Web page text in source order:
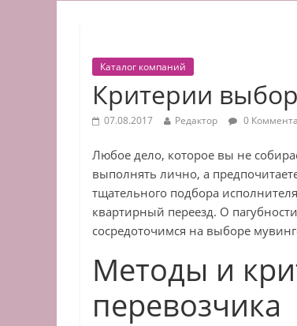
Каталог компаний
Критерии
07.08.2017 Редактор 0
Любое дело, которое вы не
выполнять лично, а
тщательного подбора
квартирный переезд. О
сосредоточимся на выборе
Методы и
перевозчика